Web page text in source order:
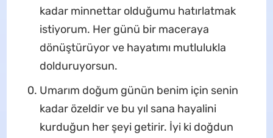
kadar minnettar olduğumu hatırlatmak
istiyorum. Her günü bir maceraya
dönüştürüyor ve hayatımı mutlulukla
dolduruyorsun.
Umarım doğum günün benim için senin
kadar özeldir ve bu yıl sana hayalini
kurduğun her şeyi getirir. İyi ki doğdun